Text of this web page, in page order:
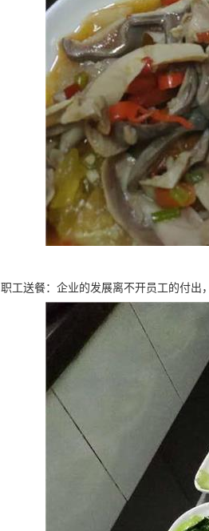
职工送餐：企业的发展离不开员工的付出